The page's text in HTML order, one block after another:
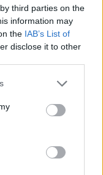
third parties on the
information may
the IAB’s List of
disclose it to other
insider,
electroNic, jak i